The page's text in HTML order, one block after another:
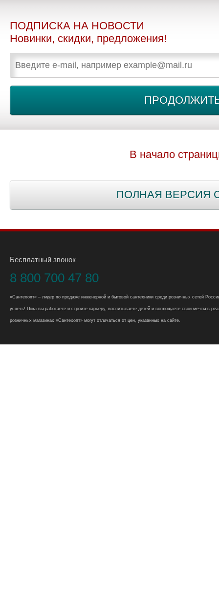
ПОДПИСКА НА НОВОСТИ
Новинки, скидки, предложения!
В начало
ПОЛНАЯ ВЕРСИЯ
Бесплатный звонок
8 800 700 47 80
«Сантехопт» – лидер по продаже инженерной и бытовой сантехники среди розничных сетей
успеть! Пока вы работаете и строите карьеру, воспитываете детей и воплощаете свои мечты в
розничных магазинах «Сантехопт» могут отличаться от цен, указанных на сайте.